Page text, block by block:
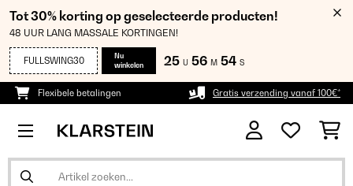
Tot 30% korting op geselecteerde producten!
48 UUR LANG MASSALE KORTINGEN!
FULLSWING30
Nu
winkelen
25 U 56 M 53 S
Flexibele betalingen Gratis verzending vanaf 100€*